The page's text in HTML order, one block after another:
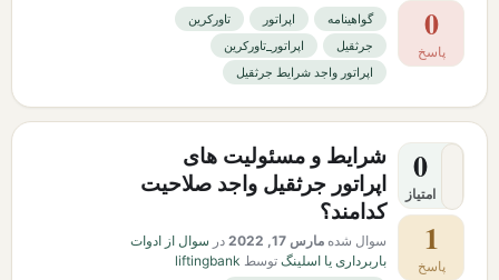
0
پاسخ
گواهینامه اپراتور
تاورکرین
جرثقیل
اپراتور_تاورکرین
اپراتور واجد شرایط جرثقیل
0
امتیاز
1
پاسخ
شرایط و مسئولیت های
اپراتور جرثقیل واجد صلاحیت
کدامند؟
سوال شده مارس 17, 2022 در سوال از ادوات
باربرداری یا اسلینگ توسط liftingbank